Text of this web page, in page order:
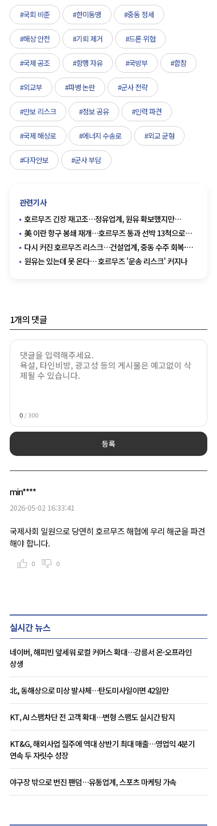
#국회 비준 #한미동맹 #중동 정세
#해상 안전 #기뢰 제거 #드론 위협
#국제 공조 #항행 자유 #국방부 #합참
#외교부 #파병 논란 #군사 전략
#안보 리스크 #정보 공유 #인력 파견
#국제 해상로 #에너지 수송로 #외교 균형
#다자안보 #군사 부담
관련기사
호르무즈 긴장 재고조…정유업계, 원유 확보했지만
'장기전' 대비
美 이란 항구 봉쇄 재개…호르무즈 통과 선박 13척으로
감소
다시 커진 호르무즈 리스크…건설업계, 중동 수주 회복·
공사비 안정 '흔들'
원유는 있는데 못 온다… 호르무즈 '운송 리스크' 커지나
1개의 댓글
0 / 300
등록
min****
2026-05-02 16:33:41
국제사회 일원으로 당연히 호르무즈 해협에 우리 해군을 파견
해야 합니다.
0 0
실시간 뉴스
네이버, 해피빈 앞세워 로컬 커머스 확대…강릉서 온·오프라인
상생
北, 동해상으로 미상 발사체…탄도미사일이면 42일만
KT, AI 스팸차단 전 고객 확대…변형 스팸도 실시간 탐지
KT&G, 해외사업 질주에 역대 상반기 최대 매출…영업익 4분기
연속 두 자릿수 성장
야구장 밖으로 번진 팬덤…유통업계, 스포츠 마케팅 가속